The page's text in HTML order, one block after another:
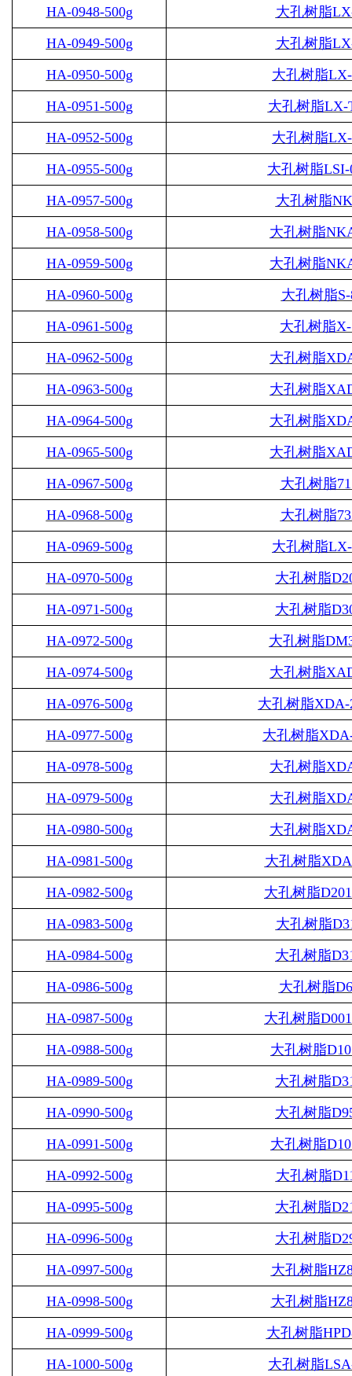
HA-0948-500g 大孔树脂
HA-0949-500g
大孔树脂
HA-0950-500g
大孔树脂
HA-0951-500g
大孔树脂LX-
HA-0952-500g
大孔树脂
HA-0955-500g
大孔树脂LSI-
HA-0957-500g
大孔树脂
HA-0958-500g
大孔树脂
HA-0959-500g
大孔树脂
HA-0960-500g
大孔树脂
HA-0961-500g
大孔树脂
HA-0962-500g
大孔树脂
HA-0963-500g
大孔树脂
HA-0964-500g
大孔树脂
HA-0965-500g
大孔树脂
HA-0967-500g
大孔树脂
HA-0968-500g
大孔树脂
HA-0969-500g
大孔树脂
HA-0970-500g
大孔树脂
HA-0971-500g
大孔树脂
HA-0972-500g
大孔树脂
HA-0974-500g
大孔树脂
HA-0976-500g
大孔树脂XDA-
HA-0977-500g
大孔树脂
HA-0978-500g
大孔树脂
HA-0979-500g
大孔树脂
HA-0980-500g
大孔树脂
HA-0981-500g
大孔树脂
HA-0982-500g
大孔树脂
HA-0983-500g
大孔树脂
HA-0984-500g
大孔树脂
HA-0986-500g
大孔树脂
HA-0987-500g
大孔树脂
HA-0988-500g
大孔树脂
HA-0989-500g
大孔树脂
HA-0990-500g
大孔树脂
HA-0991-500g
大孔树脂
HA-0992-500g
大孔树脂
HA-0995-500g
大孔树脂
HA-0996-500g
大孔树脂
HA-0997-500g
大孔树脂
HA-0998-500g
大孔树脂
HA-0999-500g
大孔树脂
HA-1000-500g
大孔树脂